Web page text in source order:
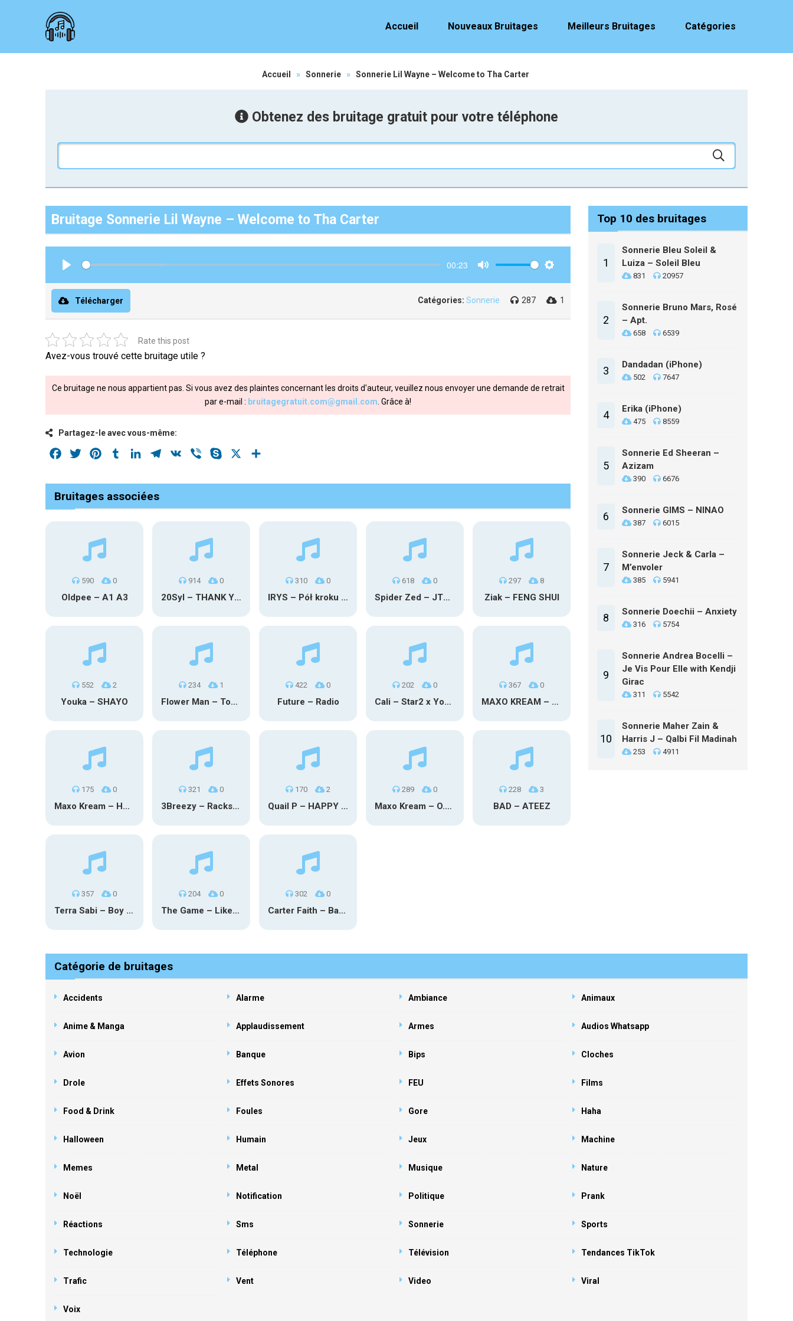
Accueil Nouveaux Bruitages Meilleurs Bruitages Catégories
Accueil » Sonnerie » Sonnerie Lil Wayne – Welcome to Tha Carter
Obtenez des bruitage gratuit pour votre téléphone
Bruitage Sonnerie Lil Wayne – Welcome to Tha Carter
00:23
Télécharger Catégories: Sonnerie 287 1
Rate this post
Avez-vous trouvé cette bruitage utile ?
Ce bruitage ne nous appartient pas. Si vous avez des plaintes concernant les droits d'auteur, veuillez nous envoyer une demande de retrait
par e-mail : bruitagegratuit.com@gmail.com . Grâce à!
Partagez-le avec vous-même:
Facebook
Twitter PinterestTumblrLinkedInTelegram
VK Viber Skype
Bruitages associées
590 0
Oldpee – A1 A3
914 0
20Syl – THANK YOU
310 0
IRYS – Pół kroku stąd
618 0
Spider Zed – JTM OU TG
297 8
Ziak – FENG SHUI
552 2
Youka – SHAYO
234 1
Flower Man – Toby Fox
422 0
Future – Radio
202 0
Cali – Star2 x Young Henny
367 0
MAXO KREAM – 6 MONTHS CLEAN
175 0
Maxo Kream – HOW TF I’M LUCKY
321 0
3Breezy – Racks On You
170 2
Quail P – HAPPY TEARS
289 0
Maxo Kream – O.Y.N
228 3
BAD – ATEEZ
357 0
Terra Sabi – Boy Game X Marcia Cruz
204 0
The Game – Like Father Like Daughter
302 0
Carter Faith – Bar Star Vevo
Top 10 des bruitages
1
Sonnerie Bleu Soleil &
Luiza – Soleil Bleu
831 20957
2
Sonnerie Bruno Mars, Rosé
– Apt.
658 6539
3 Dandadan (iPhone)
502 7647
4 Erika (iPhone)
475 8559
5
Sonnerie Ed Sheeran –
Azizam
390 6676
6 Sonnerie GIMS – NINAO
387 6015
7
Sonnerie Jeck & Carla –
M’envoler
385 5941
8 Sonnerie Doechii – Anxiety
316 5754
9
Sonnerie Andrea Bocelli –
Je Vis Pour Elle with Kendji
Girac
311 5542
10
Sonnerie Maher Zain &
Harris J – Qalbi Fil Madinah
253 4911
Catégorie de bruitages
Accidents Alarme Ambiance Animaux
Anime & Manga Applaudissement Armes Audios Whatsapp
Avion Banque Bips Cloches
Drole Effets Sonores FEU Films
Food & Drink Foules Gore Haha
Halloween Humain Jeux Machine
Memes Metal Musique Nature
Noël Notification Politique Prank
Réactions Sms Sonnerie Sports
Technologie Téléphone Télévision Tendances TikTok
Trafic Vent Video Viral
Voix